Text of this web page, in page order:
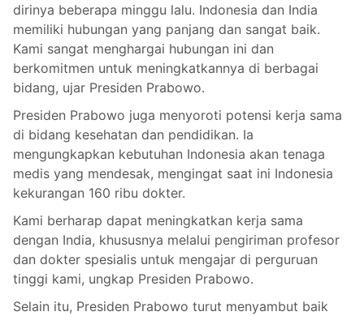
dirinya beberapa minggu lalu. Indonesia dan India
memiliki hubungan yang panjang dan sangat baik.
Kami sangat menghargai hubungan ini dan
berkomitmen untuk meningkatkannya di berbagai
bidang, ujar Presiden Prabowo.
Presiden Prabowo juga menyoroti potensi kerja sama
di bidang kesehatan dan pendidikan. Ia
mengungkapkan kebutuhan Indonesia akan tenaga
medis yang mendesak, mengingat saat ini Indonesia
kekurangan 160 ribu dokter.
Kami berharap dapat meningkatkan kerja sama
dengan India, khususnya melalui pengiriman profesor
dan dokter spesialis untuk mengajar di perguruan
tinggi kami, ungkap Presiden Prabowo.
Selain itu, Presiden Prabowo turut menyambut baik